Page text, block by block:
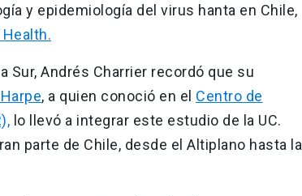
y epidemiología del virus hanta en Chile,
Sur, Andrés Charrier recordó que su
, a quien conoció en el Centro de
lo llevó a integrar este estudio de la UC.
parte de Chile, desde el Altiplano hasta la